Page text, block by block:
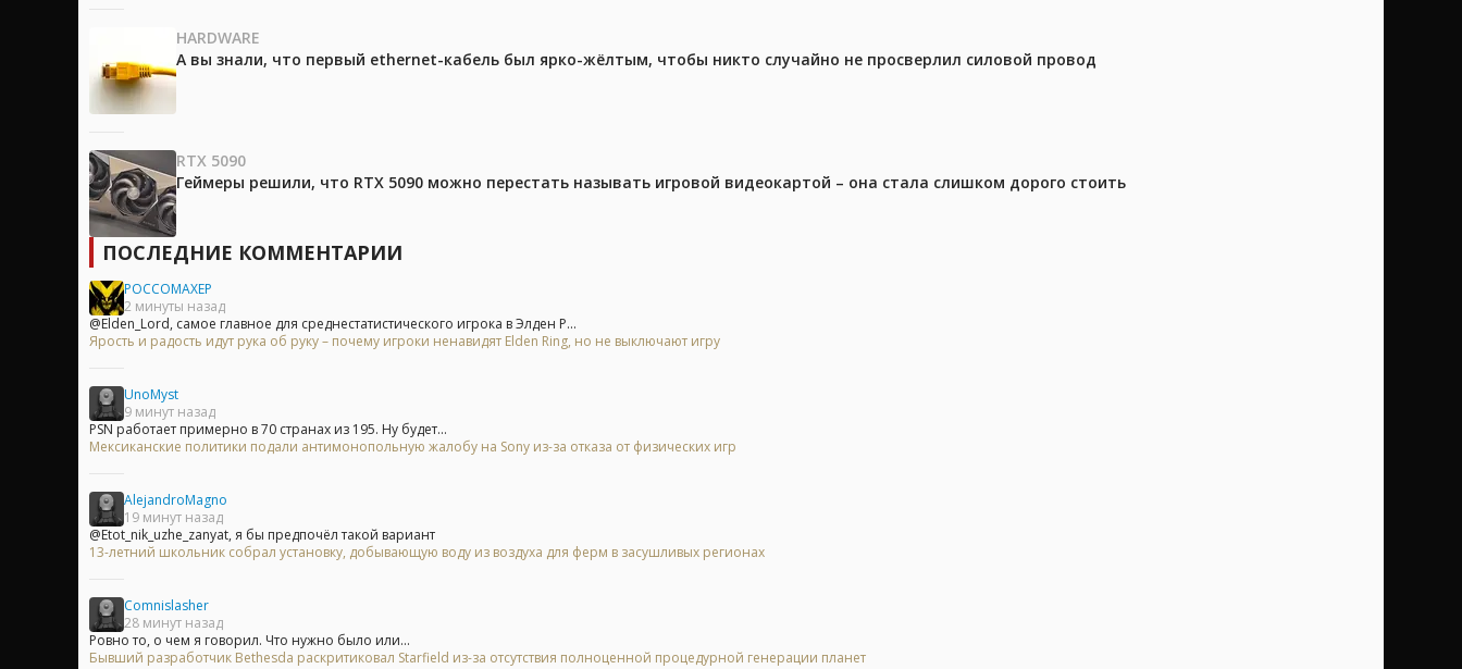
HARDWARE
А вы знали, что первый ethernet-кабель был ярко-жёлтым, чтобы никто случайно не просверлил силовой провод
RTX 5090
Геймеры решили, что RTX 5090 можно перестать называть игровой видеокартой – она стала слишком дорого стоить
ПОСЛЕДНИЕ КОММЕНТАРИИ
POCCOMAXEP
2 минуты назад
@Elden_Lord, самое главное для среднестатистического игрока в Элден Р...
Ярость и радость идут рука об руку – почему игроки ненавидят Elden Ring, но не выключают игру
UnoMyst
9 минут назад
PSN работает примерно в 70 странах из 195. Ну будет...
Мексиканские политики подали антимонопольную жалобу на Sony из-за отказа от физических игр
AlejandroMagno
19 минут назад
@Etot_nik_uzhe_zanyat, я бы предпочёл такой вариант
13-летний школьник собрал установку, добывающую воду из воздуха для ферм в засушливых регионах
Comnislasher
28 минут назад
Ровно то, о чем я говорил. Что нужно было или...
Бывший разработчик Bethesda раскритиковал Starfield из-за отсутствия полноценной процедурной генерации планет